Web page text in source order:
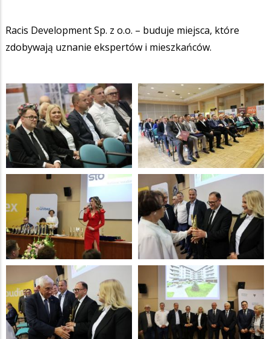
Racis Development Sp. z o.o. – buduje miejsca, które
zdobywają uznanie ekspertów i mieszkańców.